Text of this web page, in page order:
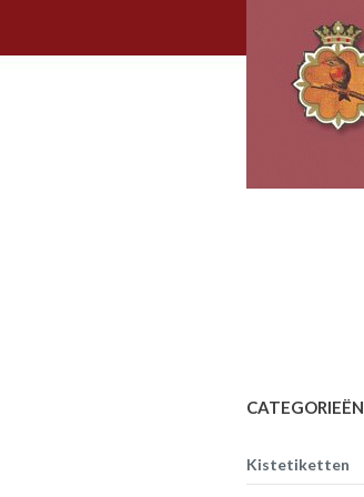
CATEGORIEËN
Kistetiketten